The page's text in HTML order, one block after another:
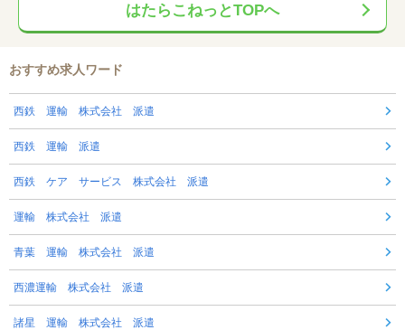
はたらこねっとTOPへ
おすすめ求人ワード
西鉄 運輸 株式会社 派遣
西鉄 運輸 派遣
西鉄 ケア サービス 株式会社 派遣
運輸 株式会社 派遣
青葉 運輸 株式会社 派遣
西濃運輸 株式会社 派遣
諸星 運輸 株式会社 派遣